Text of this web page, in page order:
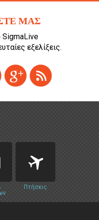
ΜΑΣ
SigmaLive
εξελίξεις.
Πτήσεις